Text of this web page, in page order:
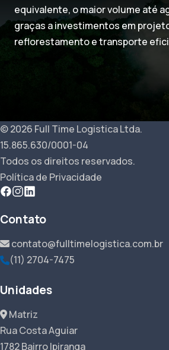
equivalente, o maior volume até
graças a investimentos em
reflorestamento e transporte
© 2026 Full Time Logistica Ltda.
15.865.630/0001-04
Todos os direitos reservados.
Política de Privacidade
Contato
contato@fulltimelogistica.com.br
(11) 2704-7475
Unidades
Matriz
Rua Costa Aguiar
1782 Bairro Ipiranga